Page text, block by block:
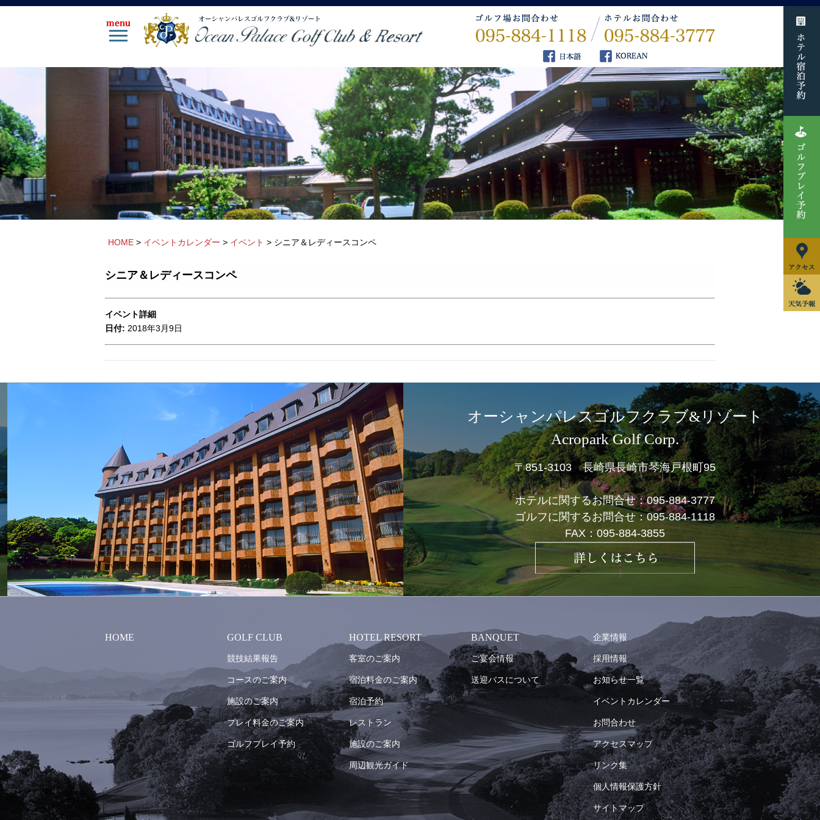
HOME > イベントカレンダー > イベント > シニア＆レディースコンペ
シニア＆レディースコンペ
イベント詳細
日付: 2018年3月9日
オーシャンパレスゴルフクラブ&リゾート
Acropark Golf Corp.
〒851-3103 長崎県長崎市琴海戸根町95
ホテルに関するお問合せ：095-884-3777
ゴルフに関するお問合せ：095-884-1118
FAX：095-884-3855
HOME GOLF CLUB
競技結果報告
コースのご案内
施設のご案内
プレイ料金のご案内
ゴルフプレイ予約
HOTEL RESORT
客室のご案内
宿泊料金のご案内
宿泊予約
レストラン
施設のご案内
周辺観光ガイド
BANQUET
ご宴会情報
送迎バスについて
企業情報
採用情報
お知らせ一覧
イベントカレンダー
お問合わせ
アクセスマップ
リンク集
個人情報保護方針
サイトマップ